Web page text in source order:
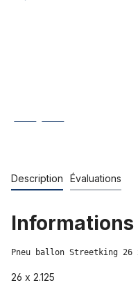
Description Évaluations
Pneu ballon Streetking
26 x 2.125